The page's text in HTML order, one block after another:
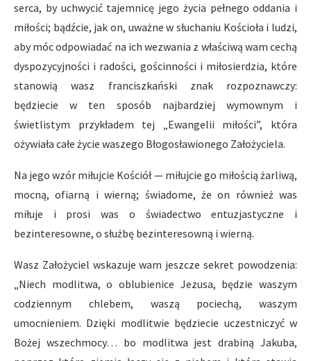
serca, by uchwycić tajemnicę jego życia pełnego oddania i
miłości; bądźcie, jak on, uważne w słuchaniu Kościoła i ludzi,
aby móc odpowiadać na ich wezwania z właściwą wam cechą
dyspozycyjności i radości, gościnności i miłosierdzia, które
stanowią wasz franciszkański znak rozpoznawczy:
będziecie w ten sposób najbardziej wymownym i
świetlistym przykładem tej „Ewangelii miłości”, która
ożywiała całe życie waszego Błogosławionego Założyciela.
Na jego wzór miłujcie Kościół — miłujcie go miłością żarliwą,
mocną, ofiarną i wierną; świadome, że on również was
miłuje i prosi was o świadectwo entuzjastyczne i
bezinteresowne, o służbę bezinteresowną i wierną.
Wasz Założyciel wskazuje wam jeszcze sekret powodzenia:
„Niech modlitwa, o oblubienice Jezusa, będzie waszym
codziennym chlebem, waszą pociechą, waszym
umocnieniem. Dzięki modlitwie będziecie uczestniczyć w
Bożej wszechmocy… bo modlitwa jest drabiną Jakuba,